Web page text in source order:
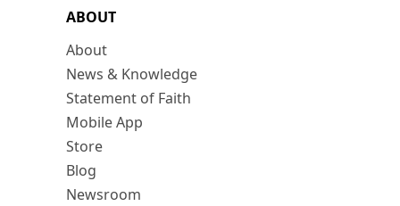
ABOUT
About
News & Knowledge
Statement of Faith
Mobile App
Store
Blog
Newsroom